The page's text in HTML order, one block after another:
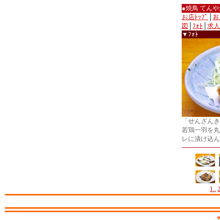
●焼鳥 てん
お店ﾄｯﾌﾟ
図
ﾌｫﾄ
求
▼ﾌｫﾄ
「せんざん
若鶏一羽を
レに漬け込
1..